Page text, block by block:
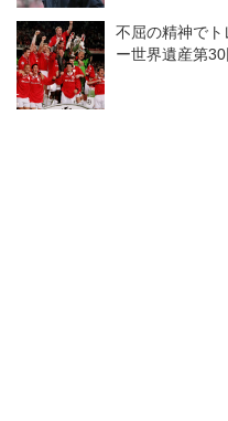
不屈の精神で
ー世界遺産第30